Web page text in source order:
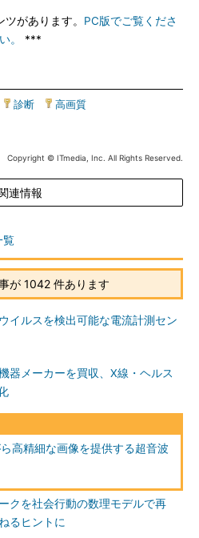
があります。 PC版でご覧くださ
い。
***
診断 高画質
Copyright © ITmedia, Inc. All Rights Reserved.
連情報
覧
が 1042 件あります
イルスを検出可能な電流計測セン
器メーカーを買収、X線・ヘルス
高精細な画像を提供する超音波
クを社会行動の数理モデルで再
るヒントに